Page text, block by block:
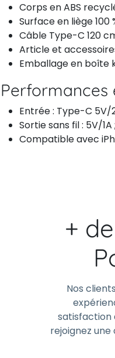
Corps en ABS
Surface en liège 100
Câble Type-C 120
Article et
Emballage en boîte
Performances
Entrée : Type-C 5V/
Sortie sans fil : 5V/1A
Compatible avec
+
Nos
satisfaction
rejoignez